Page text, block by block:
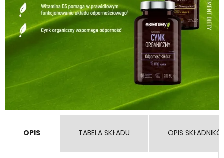
OPIS TABELA SKŁADU OPIS